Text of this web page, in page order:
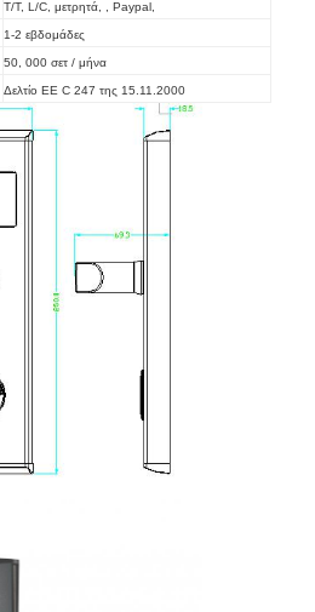
Τ/Τ, L/C, μετρητά, , Paypal,
1-2 εβδομάδες
50, 000 σετ / μήνα
Δελτίο ΕΕ C 247 της 15.11.2000